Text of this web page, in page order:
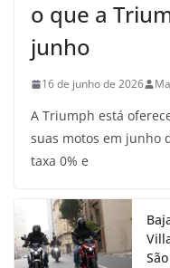
o que a
junho
16 de junho de 2026
A Triumph está
suas motos em junho
taxa 0% e